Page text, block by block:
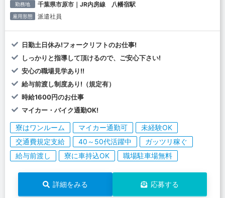
勤務地 千葉県市原市｜JR内房線 八幡宿駅
雇用形態 派遣社員
日勤土日休み!フォークリフトのお仕事!
しっかりと指導して頂けるので、ご安心下さい!
安心の職場見学あり!!
給与前渡し制度あり!（規定有）
時給1600円のお仕事
マイカー・バイク通勤OK!
寮はワンルーム マイカー通勤可
未経験OK
交通費規定支給
40～50代活躍中
ガッツリ稼ぐ
給与前渡し
寮に車持込OK 職場駐車場無料
詳細をみる 応募する